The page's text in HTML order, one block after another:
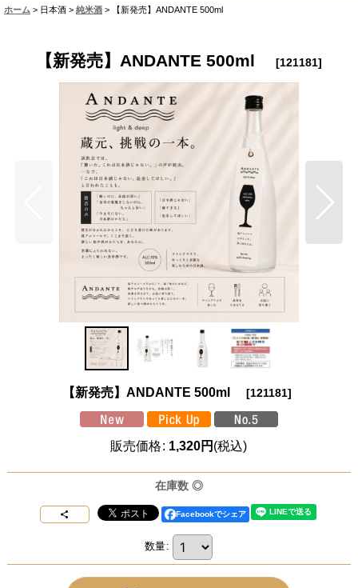
ホーム > 日本酒 > 純米酒 > 【新発売】ANDANTE 500ml
【新発売】ANDANTE 500ml [121181]
【新発売】ANDANTE 500ml [121181]
販売価格: 1,320円 (税込)
在庫数 ◎
Facebookでシェア
数量: